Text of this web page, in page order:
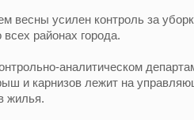
весны усилен контроль за
всех районах города.
аналитическом
и карнизов лежит на
жилья.